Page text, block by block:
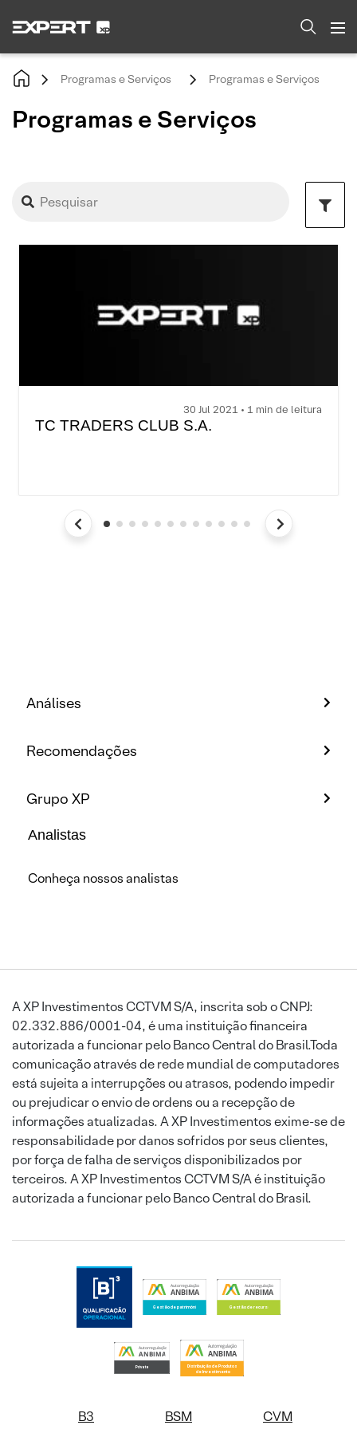
Programas e Serviços Programas e Serviços
Programas e Serviços
30 Jul 2021 • 1 min de leitura
TC TRADERS CLUB S.A.
Análises
Recomendações
Grupo XP
Analistas
Conheça nossos analistas
A XP Investimentos CCTVM S/A, inscrita sob o CNPJ:
02.332.886/0001-04, é uma instituição financeira
autorizada a funcionar pelo Banco Central do Brasil.Toda
comunicação através de rede mundial de computadores
está sujeita a interrupções ou atrasos, podendo impedir
ou prejudicar o envio de ordens ou a recepção de
informações atualizadas. A XP Investimentos exime-se de
responsabilidade por danos sofridos por seus clientes,
por força de falha de serviços disponibilizados por
terceiros. A XP Investimentos CCTVM S/A é instituição
autorizada a funcionar pelo Banco Central do Brasil.
B3 BSM CVM